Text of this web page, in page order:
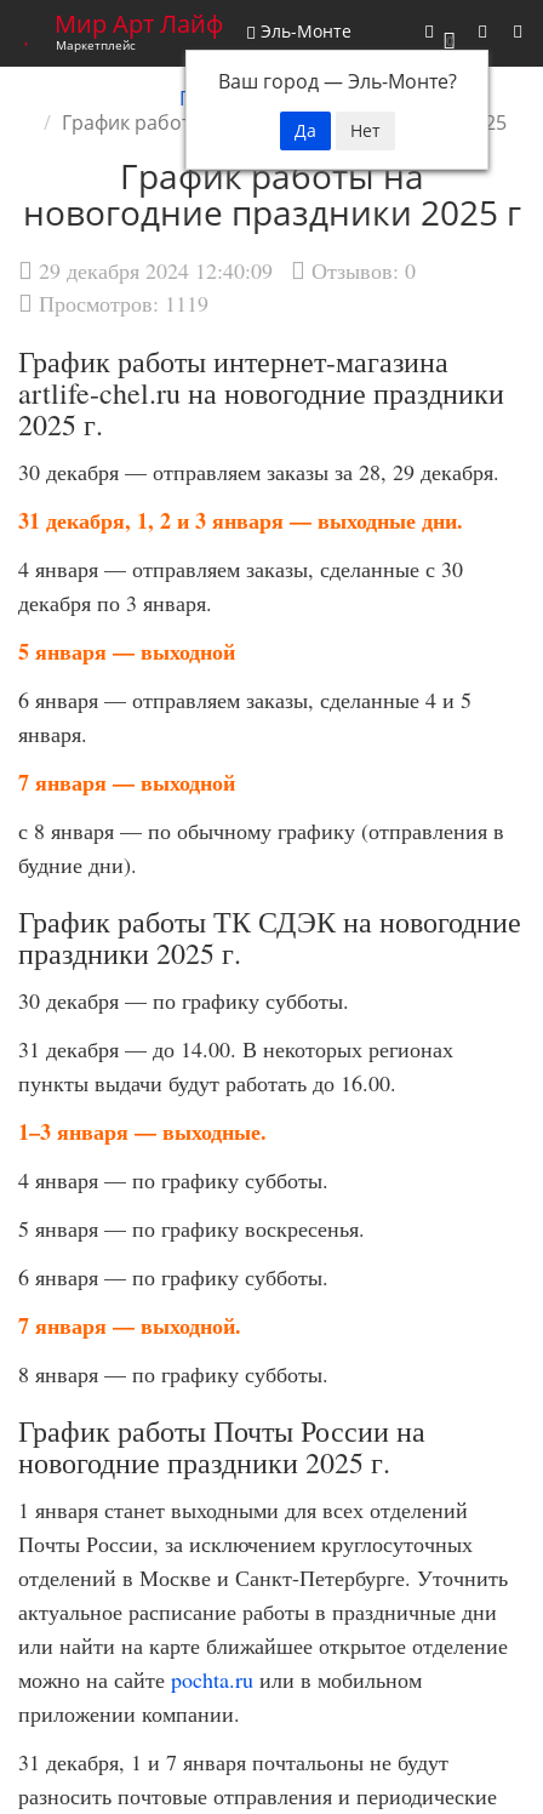
0
Мир Арт Лайф
Маркетплейс
Эль-Монте
Ваш город —Эль-Монте?
Главная
Новости
График работы на новогодние праздники 2025
График работы на
новогодние праздники 2025 г
29 декабря 2024 12:40:09 Отзывов: 0
Просмотров: 1119
График работы интернет-магазина
artlife-chel.ru на новогодние праздники
2025 г.
30 декабря — отправляем заказы за 28, 29 декабря.
31 декабря, 1, 2 и 3 января — выходные дни.
4 января — отправляем заказы, сделанные с 30
декабря по 3 января.
5 января — выходной
6 января — отправляем заказы, сделанные 4 и 5
января.
7 января — выходной
с 8 января — по обычному графику (отправления в
будние дни).
График работы ТК СДЭК на новогодние
праздники 2025 г.
30 декабря — по графику субботы.
31 декабря — до 14.00. В некоторых регионах
пункты выдачи будут работать до 16.00.
1–3 января — выходные.
4 января — по графику субботы.
5 января — по графику воскресенья.
6 января — по графику субботы.
7 января — выходной.
8 января — по графику субботы.
График работы Почты России на
новогодние праздники 2025 г.
1 января станет выходными для всех отделений
Почты России, за исключением круглосуточных
отделений в Москве и Санкт-Петербурге. Уточнить
актуальное расписание работы в праздничные дни
или найти на карте ближайшее открытое отделение
можно на сайте pochta.ru или в мобильном
приложении компании.
31 декабря, 1 и 7 января почтальоны не будут
разносить почтовые отправления и периодические